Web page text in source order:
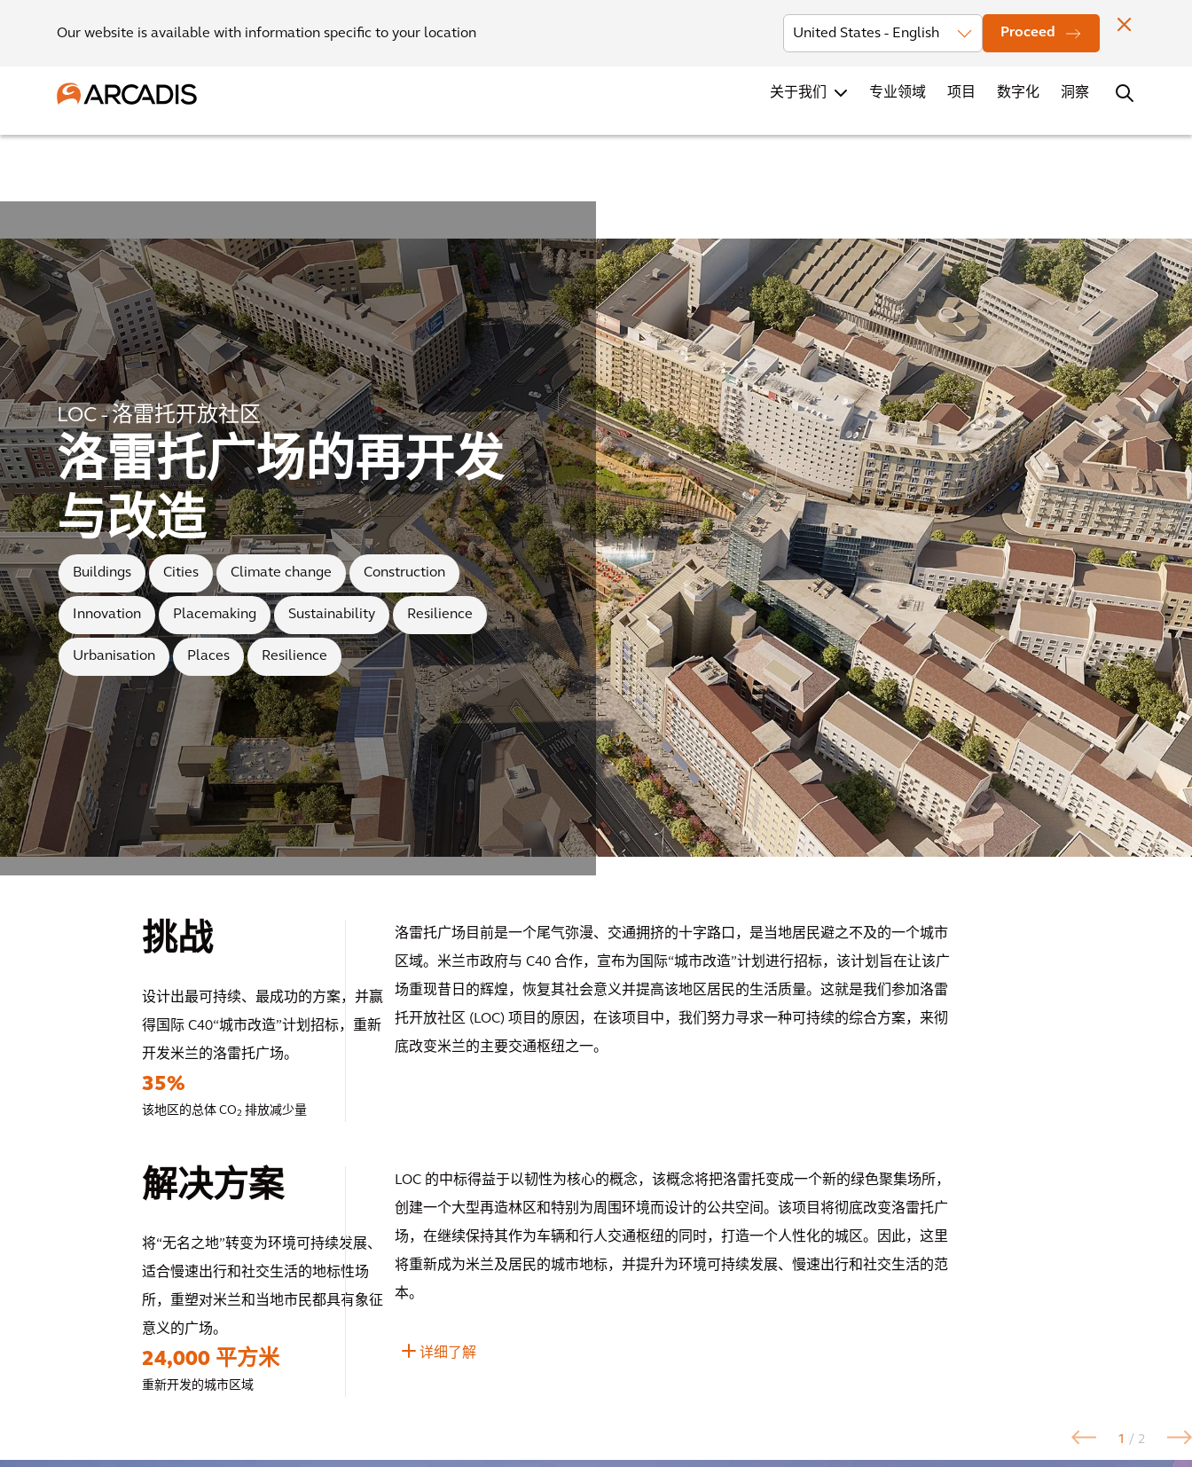
Our website is available with information specific to your location Proceed
投资者 办公室地点 联系
关于我们 专业领域 项目 数字化 洞察
LOC - 洛雷托开放社区
洛雷托广场的再开发
与改造
Buildings Cities Climate change Construction
Innovation Placemaking Sustainability Resilience
Urbanisation Places Resilience
挑战
设计出最可持续、最成功的方案，并赢
得国际 C40“城市改造”计划招标，重新
开发米兰的洛雷托广场。
35%
该地区的总体 CO2 排放减少量
洛雷托广场目前是一个尾气弥漫、交通拥挤的十字路口，是当地居民避之不及的一个城市
区域。米兰市政府与 C40 合作，宣布为国际“城市改造”计划进行招标，该计划旨在让该广
场重现昔日的辉煌，恢复其社会意义并提高该地区居民的生活质量。这就是我们参加洛雷
托开放社区 (LOC) 项目的原因，在该项目中，我们努力寻求一种可持续的综合方案，来彻
底改变米兰的主要交通枢纽之一。
解决方案
将“无名之地”转变为环境可持续发展、
适合慢速出行和社交生活的地标性场
所，重塑对米兰和当地市民都具有象征
意义的广场。
24,000 平方米
重新开发的城市区域
LOC 的中标得益于以韧性为核心的概念，该概念将把洛雷托变成一个新的绿色聚集场所，
创建一个大型再造林区和特别为周围环境而设计的公共空间。该项目将彻底改变洛雷托广
场，在继续保持其作为车辆和行人交通枢纽的同时，打造一个人性化的城区。因此，这里
将重新成为米兰及居民的城市地标，并提升为环境可持续发展、慢速出行和社交生活的范
本。
详细了解
1 / 2